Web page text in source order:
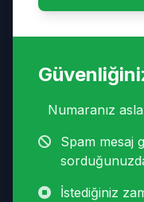
Numaranız
Spam mesaj
İstediğiniz